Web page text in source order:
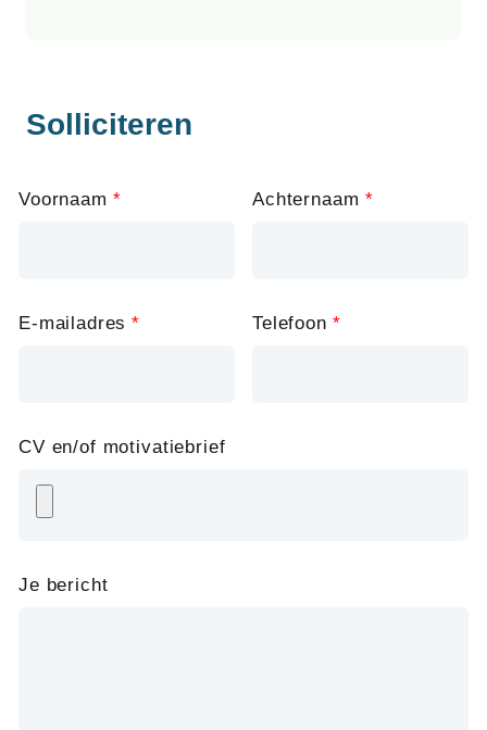
Solliciteren
this
Voornaam Achternaam
E-mailadres Telefoon
CV en/of motivatiebrief
Je bericht